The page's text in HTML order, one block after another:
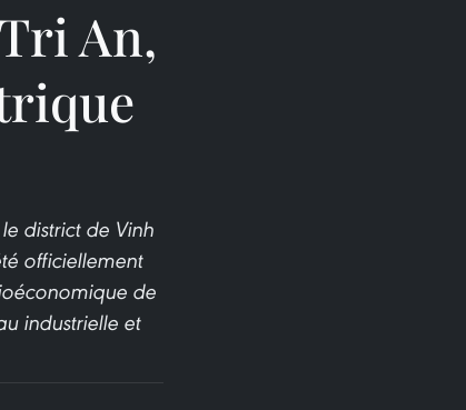
An,
district de Vinh
officiellement
de
industrielle et